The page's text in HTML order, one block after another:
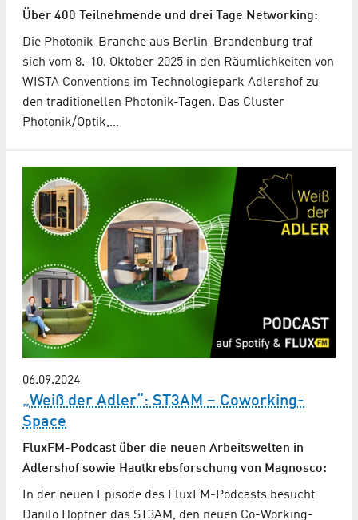
Über 400 Teilnehmende und drei Tage Networking:
Die Photonik-Branche aus Berlin-Brandenburg traf
sich vom 8.-10. Oktober 2025 in den Räumlichkeiten von
WISTA Conventions im Technologiepark Adlershof zu
den traditionellen Photonik-Tagen. Das Cluster
Photonik/Optik,…
06.09.2024
„Weiß der Adler“: ST3AM – Coworking-
Space
FluxFM-Podcast über die neuen Arbeitswelten in
Adlershof sowie Hautkrebsforschung von Magnosco:
In der neuen Episode des FluxFM-Podcasts besucht
Danilo Höpfner das ST3AM, den neuen Co-Working-